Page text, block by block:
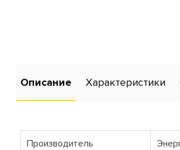
Описание Характеристики
Производитель